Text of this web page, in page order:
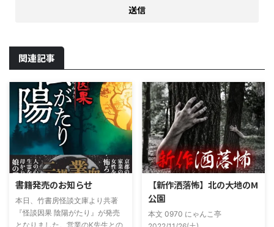
関連記事
書籍発売のお知らせ
本日、竹書房怪談文庫より共著
『怪談因果 陰陽がたり』が発売
となりました。営業のK先生との
【新作洒落怖】北の大地のM
公園
本文 0970 にゃんこ亭